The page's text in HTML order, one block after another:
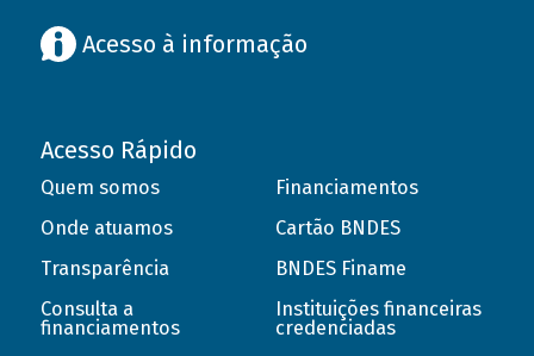
Acesso à informação
Acesso Rápido
Quem somos
Onde atuamos
Transparência
Consulta a
financiamentos
Financiamentos
Cartão BNDES
BNDES Finame
Instituições financeiras
credenciadas